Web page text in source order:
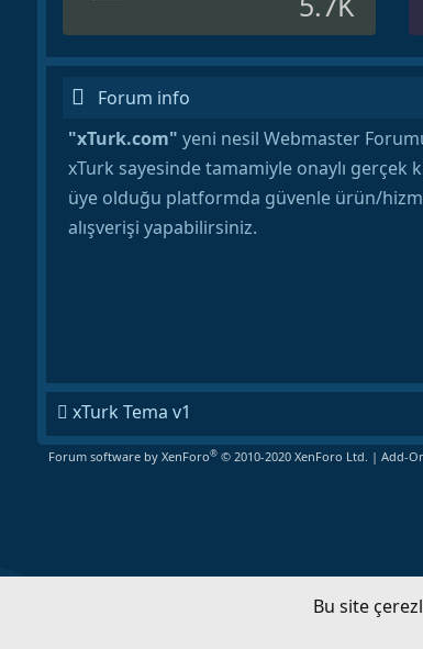
Forum info
"xTurk.com" yeni nesil Webmaster
xTurk sayesinde tamamiyle onaylı gerçek
üye olduğu platformda güvenle ürün/
alışverişi yapabilirsiniz.
xTurk Tema v1
Forum software by XenForo® © 2010-2020 XenForo Ltd. | Add-
Bu site